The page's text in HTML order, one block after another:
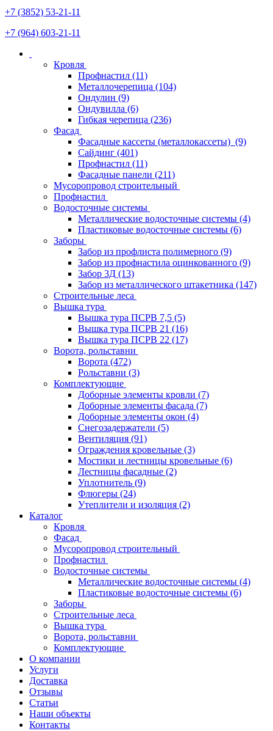
+7 (3852) 53-21-11
+7 (964) 603-21-11
Кровля
Профнастил (11)
Металлочерепица (104)
Ондулин (9)
Ондувилла (6)
Гибкая черепица (236)
Фасад
Фасадные кассеты (металлокассеты) (9)
Сайдинг (401)
Профнастил (11)
Фасадные панели (211)
Мусоропровод строительный
Профнастил
Водосточные системы
Металлические водосточные системы (4)
Пластиковые водосточные системы (6)
Заборы
Забор из профлиста полимерного (9)
Забор из профнастила оцинкованного (9)
Забор 3Д (13)
Забор из металлического штакетника (147)
Строительные леса
Вышка тура
Вышка тура ПСРВ 7,5 (5)
Вышка тура ПСРВ 21 (16)
Вышка тура ПСРВ 22 (17)
Ворота, рольставни
Ворота (472)
Рольставни (3)
Комплектующие
Доборные элементы кровли (7)
Доборные элементы фасада (7)
Доборные элементы окон (4)
Снегозадержатели (5)
Вентиляция (91)
Ограждения кровельные (3)
Мостики и лестницы кровельные (6)
Лестницы фасадные (2)
Уплотнитель (9)
Флюгеры (24)
Утеплители и изоляция (2)
Каталог
Кровля
Фасад
Мусоропровод строительный
Профнастил
Водосточные системы
Металлические водосточные системы (4)
Пластиковые водосточные системы (6)
Заборы
Строительные леса
Вышка тура
Ворота, рольставни
Комплектующие
О компании
Услуги
Доставка
Отзывы
Статьи
Наши объекты
Контакты